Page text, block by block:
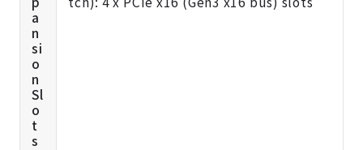
a
n
si
o
n
Sl
o
t
s